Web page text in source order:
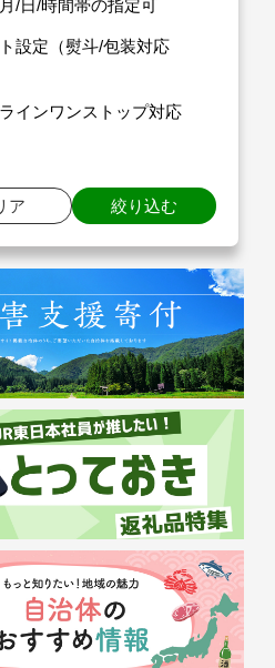
/日/時間帯の指定可
設定（熨斗/包装対応
インワンストップ対応
ア 絞り込む